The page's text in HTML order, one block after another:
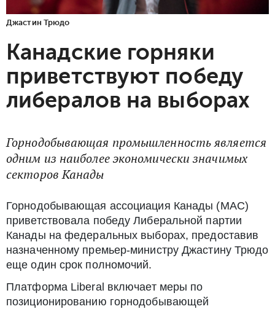
Джастин Трюдо
Канадские горняки
приветствуют победу
либералов на выборах
Горнодобывающая промышленность является
одним из наиболее экономически значимых
секторов Канады
Горнодобывающая ассоциация Канады (MAC)
приветствовала победу Либеральной партии
Канады на федеральных выборах, предоставив
назначенному премьер-министру Джастину Трюдо
еще один срок полномочий.
Платформа Liberal включает меры по
позиционированию горнодобывающей